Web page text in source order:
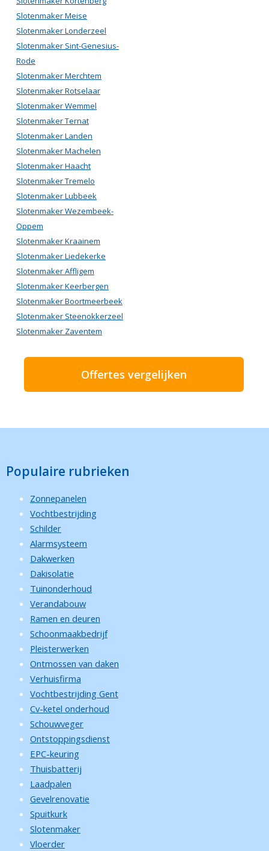
Slotenmaker Meise
Slotenmaker Londerzeel
Slotenmaker Sint-Genesius-
Rode
Slotenmaker Merchtem
Slotenmaker Rotselaar
Slotenmaker Wemmel
Slotenmaker Ternat
Slotenmaker Landen
Slotenmaker Machelen
Slotenmaker Haacht
Slotenmaker Tremelo
Slotenmaker Lubbeek
Slotenmaker Wezembeek-
Oppem
Slotenmaker Kraainem
Slotenmaker Liedekerke
Slotenmaker Affligem
Slotenmaker Keerbergen
Slotenmaker Boortmeerbeek
Slotenmaker Steenokkerzeel
Slotenmaker Zaventem
Offertes vergelijken
Populaire rubrieken
Zonnepanelen
Vochtbestrijding
Schilder
Alarmsysteem
Dakwerken
Dakisolatie
Tuinonderhoud
Verandabouw
Ramen en deuren
Schoonmaakbedrijf
Pleisterwerken
Ontmossen van daken
Verhuisfirma
Vochtbestrijding Gent
Cv-ketel onderhoud
Schouwveger
Ontstoppingsdienst
EPC-keuring
Thuisbatterij
Laadpalen
Gevelrenovatie
Spuitkurk
Slotenmaker
Vloerder